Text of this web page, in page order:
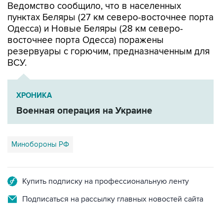
Ведомство сообщило, что в населенных
пунктах Беляры (27 км северо-восточнее порта
Одесса) и Новые Беляры (28 км северо-
восточнее порта Одесса) поражены
резервуары с горючим, предназначенным для
ВСУ.
ХРОНИКА
Военная операция на Украине
Минобороны РФ
Купить подписку на профессиональную ленту
Подписаться на рассылку главных новостей сайта